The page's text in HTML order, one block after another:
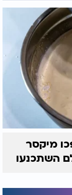
מיקסר
השתכנעו